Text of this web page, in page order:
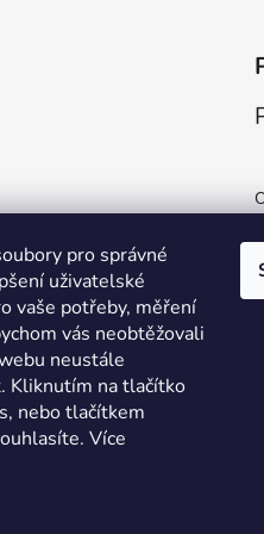
pro správné
uživatelské
vaše potřeby, měření
vás neobtěžovali
neustále
Kliknutím na tlačítko
nebo tlačítkem
Více